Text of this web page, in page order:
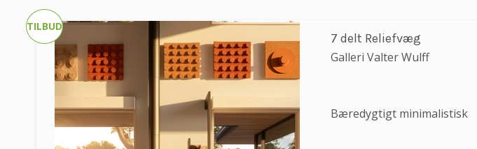
TILBUD
7 delt Reliefvæg
Galleri Valter Wulff
Bæredygtigt minimalistisk